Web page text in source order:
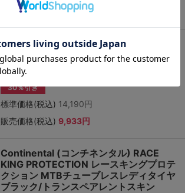
販売価格(税込) 8,778円
Continental (コンチネンタル)
SPRINTER スプリンター チューブラータ
イヤ
30％引き
標準価格(税込) 14,190円
販売価格(税込) 9,933円
Continental (コンチネンタル) RACE
KING PROTECTION レースキングプロテ
クション MTBチューブレスレディタイヤ
ブラック/トランスペアレントスキン